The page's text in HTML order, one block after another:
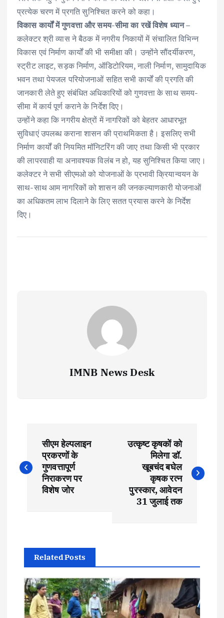
प्रत्येक चरण में प्रगति सुनिश्चित करने को कहा।
विकास कार्यों में गुणवत्ता और समय-सीमा का रखें विशेष ध्यान –
कलेक्टर श्री व्यास ने बैठक में नगरीय निकायों में संचालित विभिन्न
विकास एवं निर्माण कार्यों की भी समीक्षा की। उन्होंने सौंदर्यीकरण,
स्ट्रीट लाइट, सड़क निर्माण, ऑडिटोरियम, नाली निर्माण, सामुदायिक
भवन तथा पेयजल परियोजनाओं सहित सभी कार्यों की प्रगति की
जानकारी लेते हुए संबंधित अधिकारियों को गुणवत्ता के साथ समय-
सीमा में कार्य पूर्ण कराने के निर्देश दिए।
उन्होंने कहा कि नगरीय क्षेत्रों में नागरिकों को बेहतर आधारभूत
सुविधाएं उपलब्ध कराना शासन की प्राथमिकता है। इसलिए सभी
निर्माण कार्यों की नियमित मॉनिटरिंग की जाए तथा किसी भी प्रकार
की लापरवाही या अनावश्यक विलंब न हो, यह सुनिश्चित किया जाए।
कलेक्टर ने सभी सीएमओ को योजनाओं के प्रभावी क्रियान्वयन के
साथ-साथ आम नागरिकों को शासन की जनकल्याणकारी योजनाओं
का अधिकतम लाभ दिलाने के लिए सतत प्रयास करने के निर्देश
दिए।
IMNB News Desk
o
v
सीएम हेल्पलाइन
प्रकरणों के
गुणवत्तापूर्ण
निराकरण पर
विशेष जोर
उत्कृष्ट कृषकों को
मिलेगा डॉ.
खूबचंद बघेल
कृषक रत्न
पुरस्कार, आवेदन
31 जुलाई तक
Related Posts